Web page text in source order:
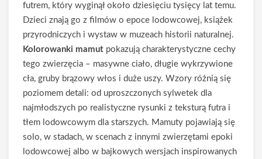
futrem, który wyginął około dziesięciu tysięcy lat temu.
Dzieci znają go z filmów o epoce lodowcowej, książek
przyrodniczych i wystaw w muzeach historii naturalnej.
Kolorowanki mamut pokazują charakterystyczne cechy
tego zwierzęcia – masywne ciało, długie wykrzywione
cła, gruby brązowy włos i duże uszy. Wzory różnią się
poziomem detali: od uproszczonych sylwetek dla
najmłodszych po realistyczne rysunki z teksturą futra i
tłem lodowcowym dla starszych. Mamuty pojawiają się
solo, w stadach, w scenach z innymi zwierzętami epoki
lodowcowej albo w bajkowych wersjach inspirowanych